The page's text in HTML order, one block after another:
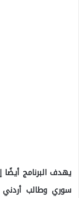
سوري وطالب